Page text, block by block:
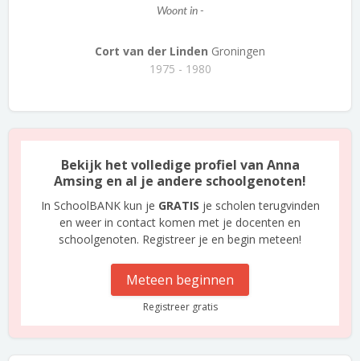
Woont in -
Cort van der Linden Groningen
1975 - 1980
Bekijk het volledige profiel van Anna
Amsing en al je andere schoolgenoten!
In SchoolBANK kun je GRATIS je scholen terugvinden
en weer in contact komen met je docenten en
schoolgenoten. Registreer je en begin meteen!
Meteen beginnen
Registreer gratis